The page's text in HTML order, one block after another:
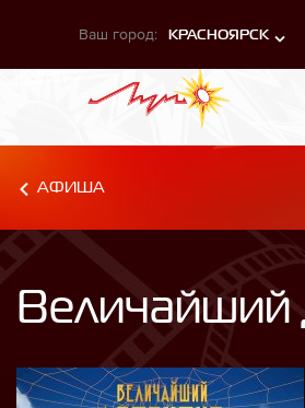
Ваш город: КРАСНОЯРСК
АФИША
Величайший